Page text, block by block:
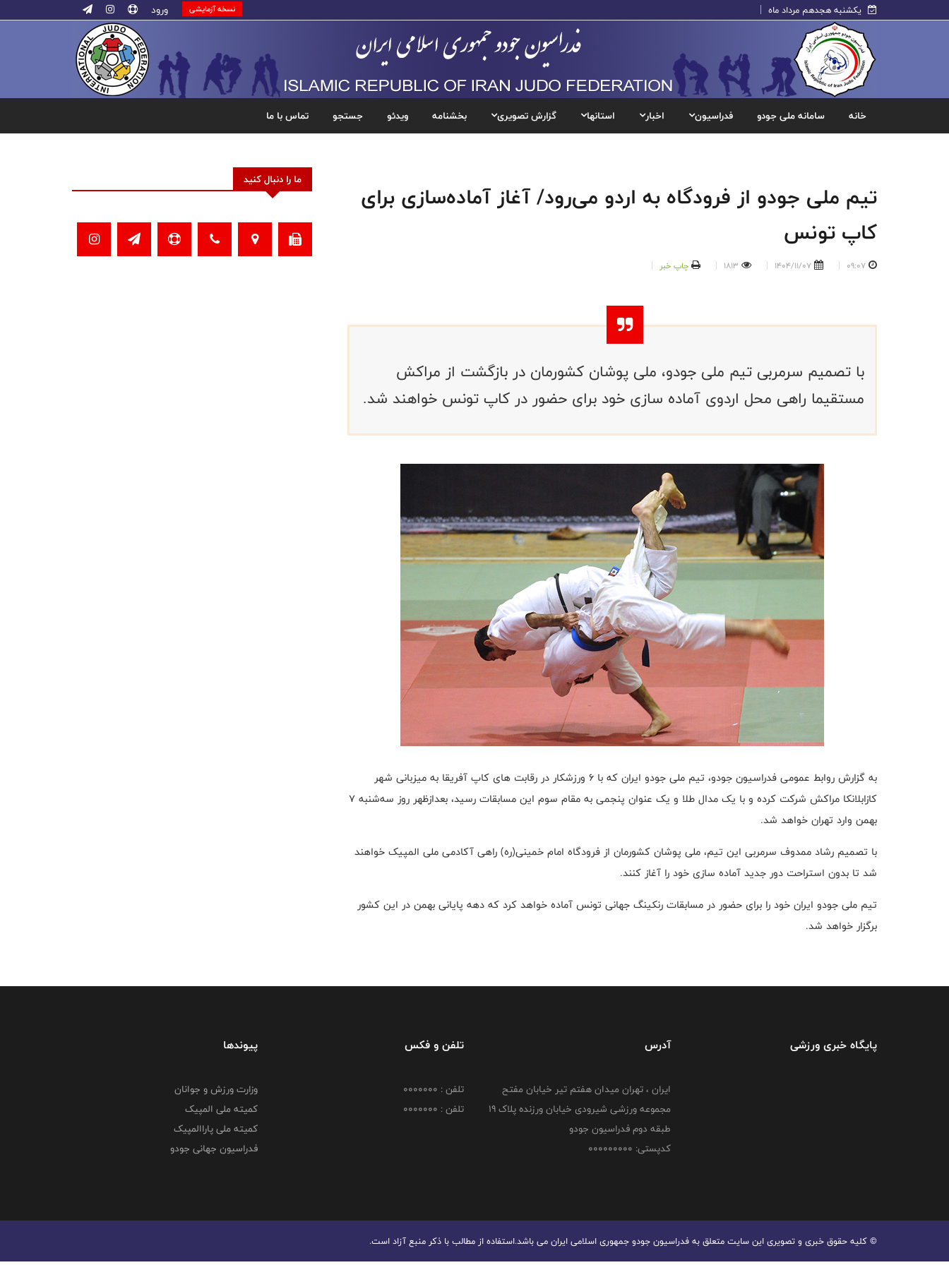
یکشنبه هجدهم مرداد ماه نسخه آزمایشی ورود
خانه سامانه ملی جودو فدراسیون اخبار استانها گزارش تصویری بخشنامه ویدئو جستجو تماس با ما
تیم ملی جودو از فرودگاه به اردو می‌رود/ آغاز آماده‌سازی برای
کاپ تونس
09:07
1404/11/07
1813 چاپ خبر
با تصمیم سرمربی تیم ملی جودو، ملی پوشان کشورمان در بازگشت از مراکش
مستقیما راهی محل اردوی آماده سازی خود برای حضور در کاپ تونس خواهند شد.
به گزارش روابط عمومی فدراسیون جودو، تیم ملی جودو ایران که با ۶ ورزشکار در رقابت های کاپ آفریقا به میزبانی شهر
کازابلانکا مراکش شرکت کرده و با یک مدال طلا و یک عنوان پنجمی به مقام سوم این مسابقات رسید، بعدازظهر روز سه‌شنبه ۷
بهمن وارد تهران خواهد شد.
با تصمیم رشاد ممدوف سرمربی این تیم، ملی پوشان کشورمان از فرودگاه امام خمینی(ره) راهی آکادمی ملی المپیک خواهند
شد تا بدون استراحت دور جدید آماده سازی خود را آغاز کنند.
تیم ملی جودو ایران خود را برای حضور در مسابقات رنکینگ جهانی تونس آماده خواهد کرد که دهه پایانی بهمن در این کشور
برگزار خواهد شد.
ما را دنبال کنید
پایگاه خبری ورزشی آدرس
ایران ، تهران میدان هفتم تیر خیابان مفتح
مجموعه ورزشی شیرودی خیابان ورزنده پلاک ۱۹
طبقه دوم فدراسیون جودو
کدپستی: 000000000
تلفن و فکس
تلفن : 0000000
تلفن : 0000000
پیوندها
وزارت ورزش و جوانان
کمیته ملی المپیک
کمیته ملی پاراالمپیک
فدراسیون جهانی جودو
© کليه حقوق خبری و تصويری اين سايت متعلق به فدراسیون جودو جمهوری اسلامی ایران می باشد.استفاده از مطالب با ذكر منبع آزاد است.